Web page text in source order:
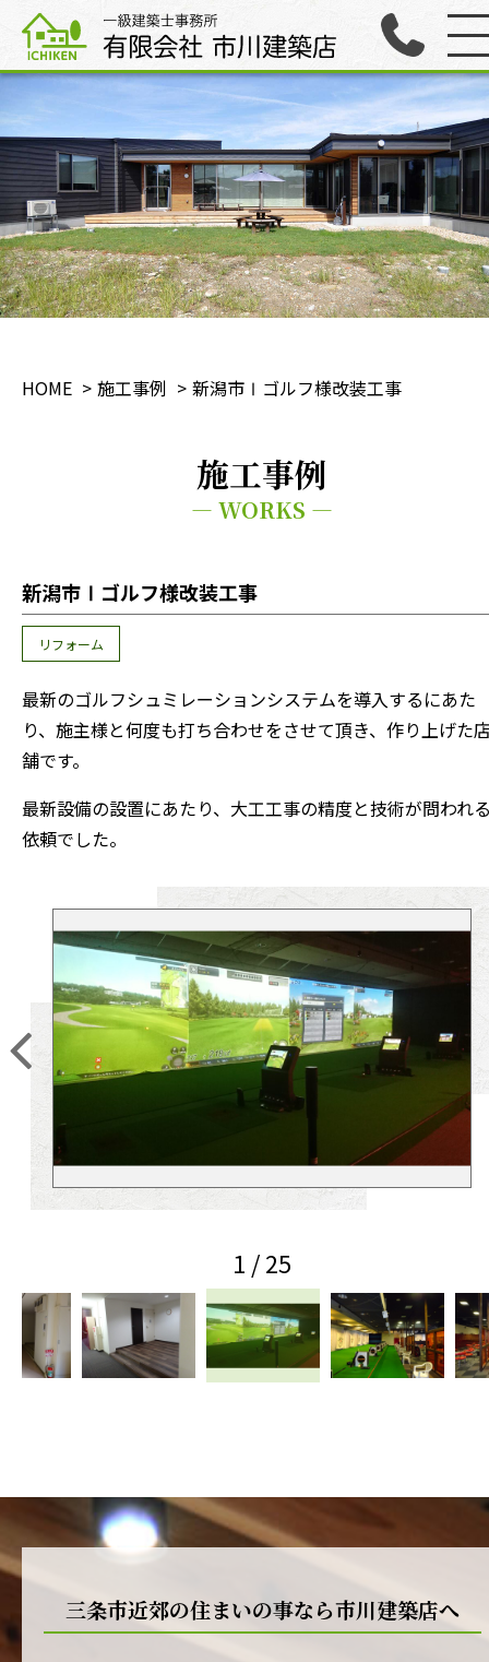
HOME 施工事例 新潟市Ⅰゴルフ様改装工事
施工事例
— WORKS —
新潟市Ⅰゴルフ様改装工事
リフォーム
最新のゴルフシュミレーションシステムを導入するにあた
り、施主様と何度も打ち合わせをさせて頂き、作り上げた
舗です。
最新設備の設置にあたり、大工工事の精度と技術が問われ
依頼でした。
1 / 25
三条市近郊の住まいの事なら市川建築店へ